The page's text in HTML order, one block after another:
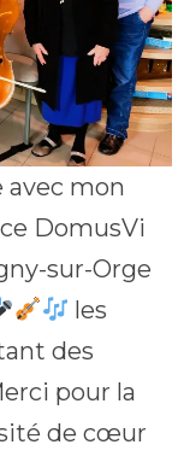
avec mon
DomusVi
sur-Orge
les
des
pour la
de cœur